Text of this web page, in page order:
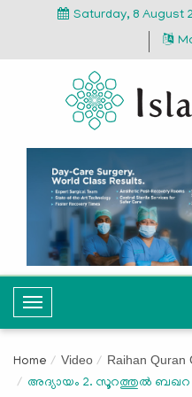
Saturday, 8 August
T
o
g
l
Home Video Raihan Quran
അദ്യായം 2. സൂറത്തുൽ ബഖറ